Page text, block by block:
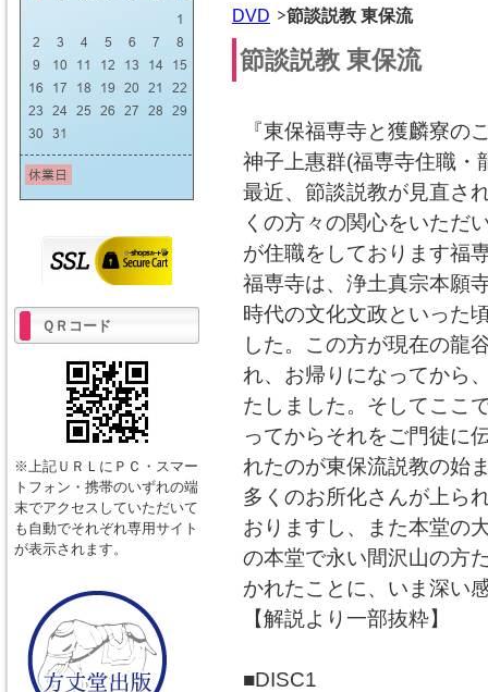
DVD 節談説教 東保流
節談説教 東保流
『東保福専寺と獲麟寮の
神子上惠群(福専寺住職・
最近、節談説教が見直さ
くの方々の関心をいただ
が住職をしております福
福専寺は、浄土真宗本願
時代の文化文政といった
した。この方が現在の龍
れ、お帰りになってから
たしました。そしてここ
ってからそれをご門徒に
れたのが東保流説教の始
多くのお所化さんが上ら
おりますし、また本堂の
の本堂で永い間沢山の方
かれたことに、いま深い
【解説より一部抜粋】
■DISC1
ＱＲコード
※上記ＵＲＬにＰＣ・スマー
トフォン・携帯のいずれの端
末でアクセスしていただいて
も自動でそれぞれ専用サイト
が表示されます。